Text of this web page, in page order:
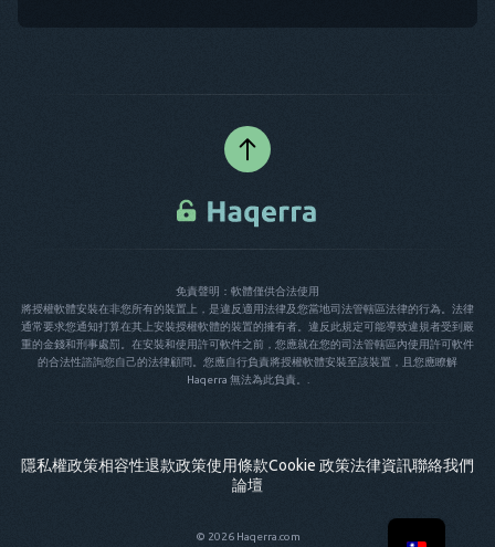
免責聲明：軟體僅供合法使用
將授權軟體安裝在非您所有的裝置上，是違反適用法律及您當地司法管轄區法律的行為。法律
通常要求您通知打算在其上安裝授權軟體的裝置的擁有者。違反此規定可能導致違規者受到嚴
重的金錢和刑事處罰。在安裝和使用許可軟件之前，您應就在您的司法管轄區內使用許可軟件
的合法性諮詢您自己的法律顧問。您應自行負責將授權軟體安裝至該裝置，且您應瞭解
Haqerra 無法為此負責。.
© 2026 Haqerra.com
隱私權政策相容性退款政策使用條款Cookie 政策法律資訊聯絡我們
論壇